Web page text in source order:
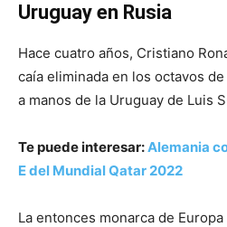
Uruguay en Rusia
Hace cuatro años, Cristiano
caía eliminada en los octavos
a manos de la Uruguay de Luis
Te puede interesar:Alemania
E del Mundial Qatar 2022
La entonces monarca de